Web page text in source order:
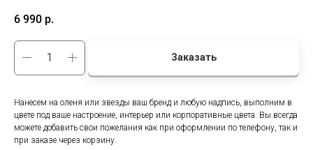
6 990 р.
Заказать
Нанесем на оленя или звезды ваш бренд и любую надпись, выполним в
цвете под ваше настроение, интерьер или корпоративные цвета. Вы всегда
можете добавить свои пожелания как при оформлении по телефону, так и
при заказе через корзину.